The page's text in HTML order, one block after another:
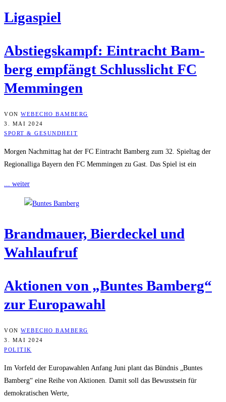
Liga­spiel
Abstiegs­kampf: Ein­tracht Bam­
berg emp­fängt Schluss­licht FC
Memmingen
VON WEBECHO BAMBERG
3. MAI 2024
SPORT & GESUNDHEIT
Morgen Nachmittag hat der FC Eintracht Bamberg zum 32. Spieltag der
Regionalliga Bayern den FC Memmingen zu Gast. Das Spiel ist ein
... weiter
Brand­mau­er, Bier­de­ckel und
Wahlaufruf
Aktio­nen von „Bun­tes Bam­berg“
zur Europawahl
VON WEBECHO BAMBERG
3. MAI 2024
POLITIK
Im Vorfeld der Europawahlen Anfang Juni plant das Bündnis „Buntes
Bamberg“ eine Reihe von Aktionen. Damit soll das Bewusstsein für
demokratischen Werte,